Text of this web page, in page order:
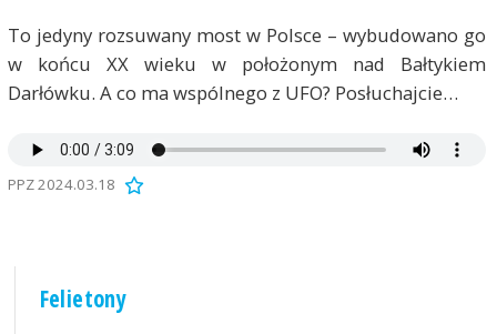
To jedyny rozsuwany most w Polsce – wybudowano go
w końcu XX wieku w położonym nad Bałtykiem
Darłówku. A co ma wspólnego z UFO? Posłuchajcie…
PPZ 2024.03.18
Felietony